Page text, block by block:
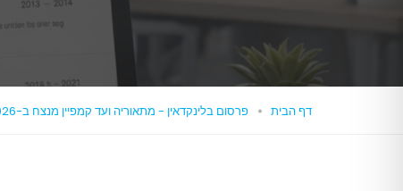
דף הבית פרסום בלינקדאין - מתאוריה ועד קמפיין מנצח ב-2026